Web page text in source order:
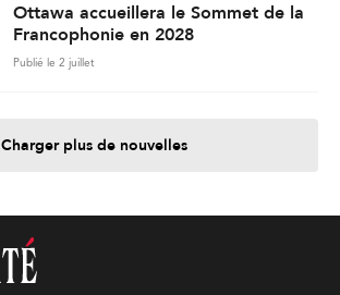
Ottawa accueillera le Sommet de la
Francophonie en 2028
Publié le 2 juillet
Charger plus de nouvelles